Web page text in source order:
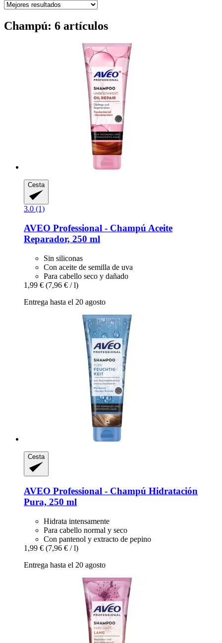
Champú: 6 artículos
Cesta
3.0 (1)
AVEO Professional -​ Champú Aceite
Reparador, 250 ml
Sin siliconas
Con aceite de semilla de uva
Para cabello seco y dañado
1,99 € (7,96 € / l)
Entrega hasta el 20 agosto
Cesta
AVEO Professional -​ Champú Hidratación
Pura, 250 ml
Hidrata intensamente
Para cabello normal y seco
Con pantenol y extracto de pepino
1,99 € (7,96 € / l)
Entrega hasta el 20 agosto